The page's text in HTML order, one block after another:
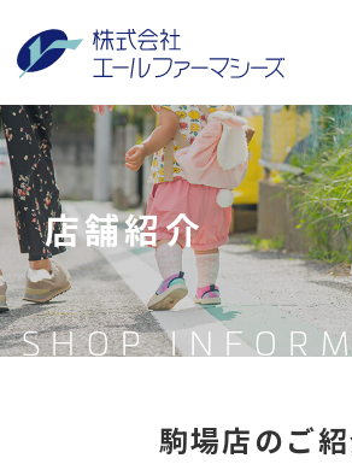
店舗紹介
SHOP
駒場店のご